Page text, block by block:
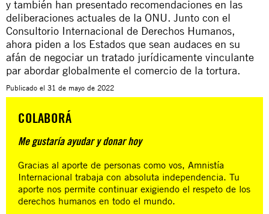
y también han presentado recomendaciones en las
deliberaciones actuales de la ONU. Junto con el
Consultorio Internacional de Derechos Humanos,
ahora piden a los Estados que sean audaces en su
afán de negociar un tratado jurídicamente vinculante
par abordar globalmente el comercio de la tortura.
Publicado el 31 de mayo de 2022
COLABORÁ
Me gustaría ayudar y donar hoy
Gracias al aporte de personas como vos, Amnistía
Internacional trabaja con absoluta independencia. Tu
aporte nos permite continuar exigiendo el respeto de los
derechos humanos en todo el mundo.